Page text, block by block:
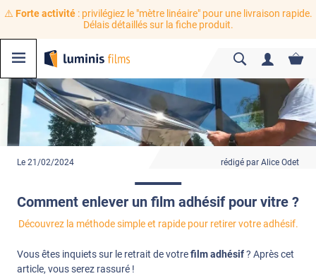
⚠️ Forte activité: privilégiez le "mètre linéaire" pour une livraison rapide.
Délais détaillés sur la fiche produit.
Le 21/02/2024 rédigé par Alice Odet
Comment enlever un film adhésif pour vitre ?
Découvrez la méthode simple et rapide pour retirer votre adhésif.
Vous êtes inquiets sur le retrait de votrefilm adhésif? Après cet
article, vous serez rassuré !